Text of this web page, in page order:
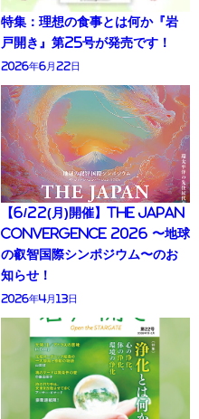
特集：理想の食事とは何か『岩
戸開き』第25号が発売です！
2026年6月22日
【6/22(月)開催】THE JAPAN
CONVERGENCE 2026 〜地球
の叡智国際シンポジウム〜のお
知らせ！
2026年4月13日